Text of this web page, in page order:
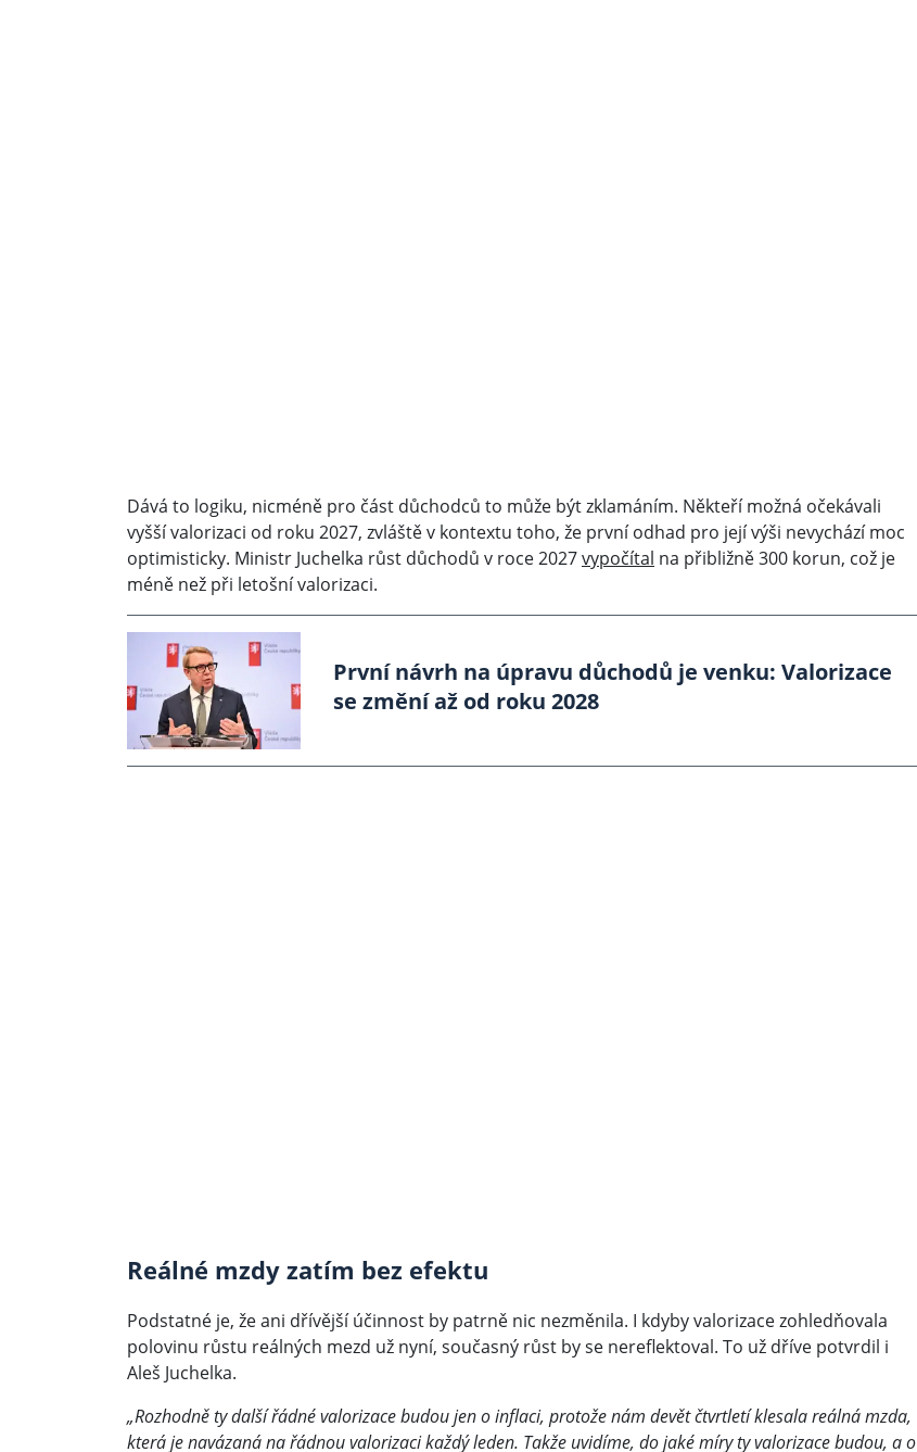
Dává to logiku, nicméně pro část důchodců to může být zklamáním. Někteří možná očekávali
vyšší valorizaci od roku 2027, zvláště v kontextu toho, že první odhad pro její výši nevychází moc
optimisticky. Ministr Juchelka růst důchodů v roce 2027vypočítal na přibližně 300 korun, což je
méně než při letošní valorizaci.
První návrh na úpravu důchodů je venku: Valorizace
se změní až od roku 2028
Reálné mzdy zatím bez efektu
Podstatné je, že ani dřívější účinnost by patrně nic nezměnila. I kdyby valorizace zohledňovala
polovinu růstu reálných mezd už nyní, současný růst by se nereflektoval. To už dříve potvrdil i
Aleš Juchelka.
„Rozhodně ty další řádné valorizace budou jen o inflaci, protože nám devět čtvrtletí klesala reálná mzda,
která je navázaná na řádnou valorizaci každý leden. Takže uvidíme, do jaké míry ty valorizace budou, a o